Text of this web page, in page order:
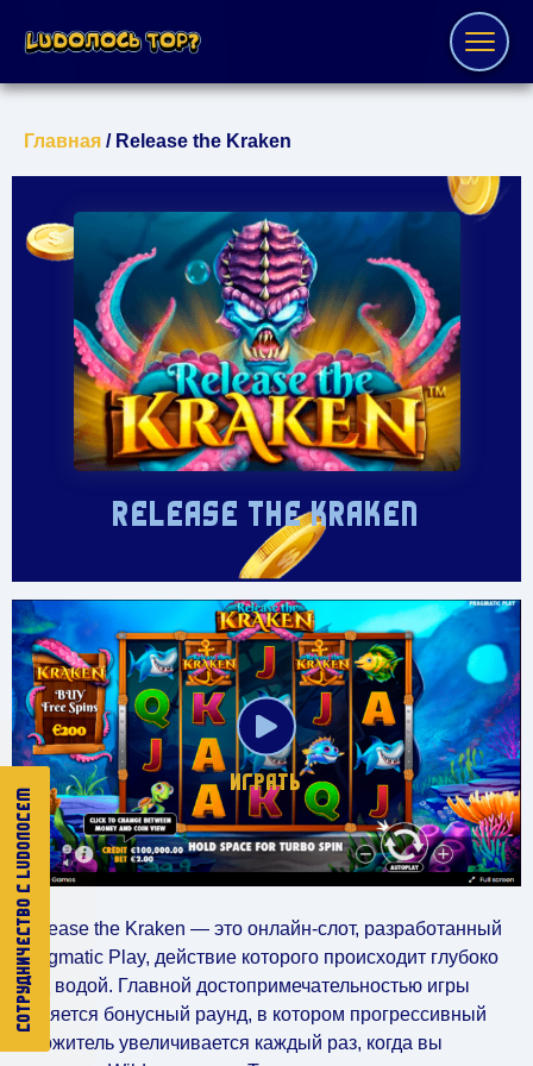
Главная / Release the Kraken
RELEASE THE KRAKEN
ИГРАТЬ
Release the Kraken — это онлайн-слот, разработанный
Pragmatic Play, действие которого происходит глубоко
под водой. Главной достопримечательностью игры
является бонусный раунд, в котором прогрессивный
множитель увеличивается каждый раз, когда вы
CОТРУДНИЧЕСТВО С LUDOЛОСЕМ